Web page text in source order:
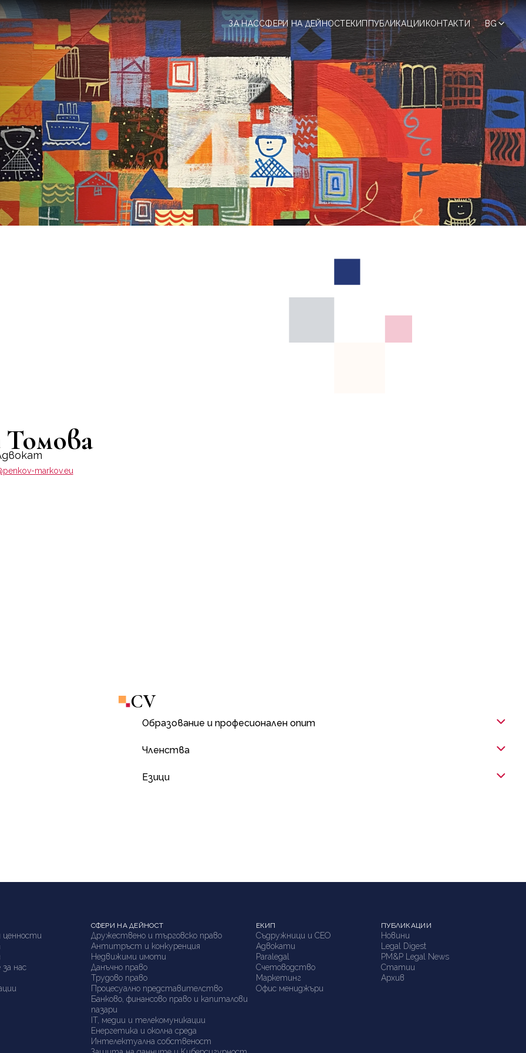
ЗА НАССФЕРИ НА ДЕЙНОСТЕКИППУБЛИКАЦИИ КОНТАКТИ BG
Томова
markov.eu
CV
Образование и професионален опит
Членства
Езици
нас
СФЕРИ НА ДЕЙНОСТ
Дружествено и търговско право
Антитръст и конкуренция
Недвижими имоти
Данъчно право
Трудово право
Процесуално представителство
Банково, финансово право и капиталови
пазари
IT, медии и телекомуникации
Енергетика и околна среда
Интелектуална собственост
ЕКИП
Съдружници и СЕО
Адвокати
Paralegal
Счетоводство
Маркетинг
Офис мениджъри
ПУБЛИКАЦИИ
Новини
Legal Digest
PM&P Legal News
Статии
Архив